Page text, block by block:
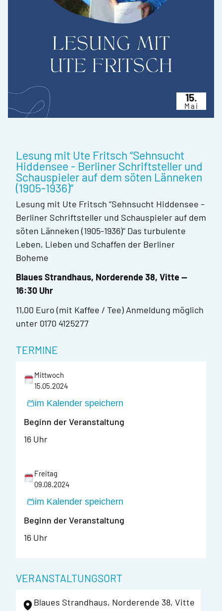
15.
Mai
Lesung mit Ute Fritsch “Sehnsucht
Hiddensee - Berliner Schriftsteller und
Schauspieler auf dem söten Länneken
(1905-1936)”
Lesung mit Ute Fritsch “Sehnsucht Hiddensee –
Berliner Schriftsteller und Schauspieler auf dem
söten Länneken (1905-1936)” Das turbulente
Leben, Lieben und Schaffen der Berliner
Boheme
Blaues Strandhaus, Norderende 38, Vitte —
16:30 Uhr
11,00 Euro (mit Kaffee / Tee) Anmeldung möglich
unter 0170 4125277
TERMINE
Mittwoch
15.05.2024
im Kalender speichern
Beginn der Veranstaltung
16 Uhr
Freitag
09.08.2024
im Kalender speichern
Beginn der Veranstaltung
16 Uhr
VERANSTALTUNGSORT
Blaues Strandhaus, Norderende 38, Vitte